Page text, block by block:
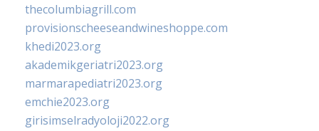
thecolumbiagrill.com
provisionscheeseandwineshoppe.com
khedi2023.org
akademikgeriatri2023.org
marmarapediatri2023.org
emchie2023.org
girisimselradyoloji2022.org